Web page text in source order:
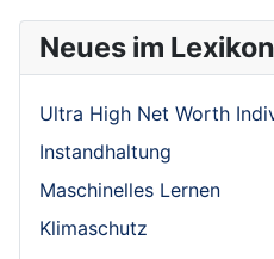
Neues im Lexikon
Ultra High Net Worth
Instandhaltung
Maschinelles Lernen
Klimaschutz